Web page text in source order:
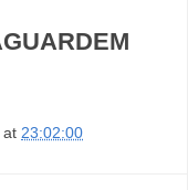
at 23:02:00